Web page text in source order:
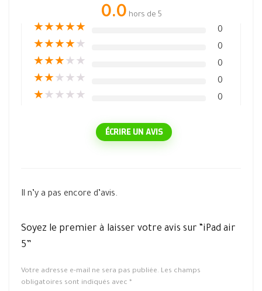
0.0 hors de 5
★★★★★ 0
★★★★★ 0
★★★★ ★ 0
★★★ ★ ★ 0
★★ ★ ★ ★ 0
ÉCRIRE UN AVIS
Il n’y a pas encore d’avis.
Soyez le premier à laisser votre avis sur “iPad air
5”
Votre adresse e-mail ne sera pas publiée. Les champs
obligatoires sont indiqués avec *